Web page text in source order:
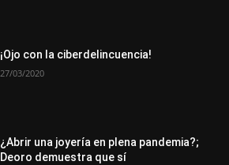
¡Ojo con la ciberdelincuencia!
27/03/2020
¿Abrir una joyería en plena pandemia?;
Deoro demuestra que sí